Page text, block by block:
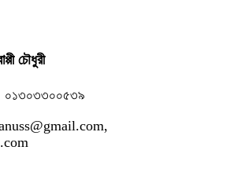
চৌধুরী
০১৩০৩৩০০৫৩৯